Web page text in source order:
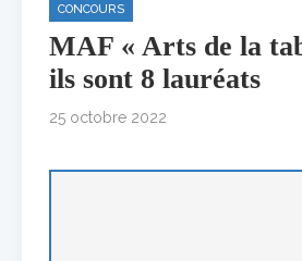
CONCOURS
MAF « Arts de la
ils sont 8 lauréats
25 octobre 2022